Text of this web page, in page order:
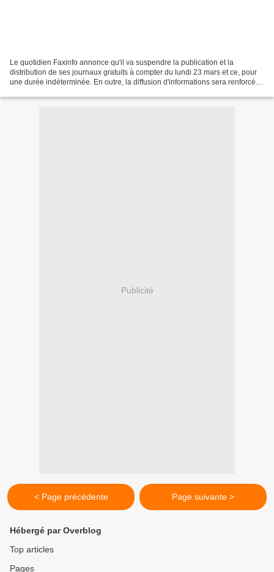
Le quotidien Faxinfo annonce qu'il va suspendre la publication et la
distribution de ses journaux gratuits à compter du lundi 23 mars et ce, pour
une durée indéterminée. En outre, la diffusion d'informations sera renforcée
Publicité
< Page précédente Page suivante >
Hébergé par Overblog
Top articles
Pages